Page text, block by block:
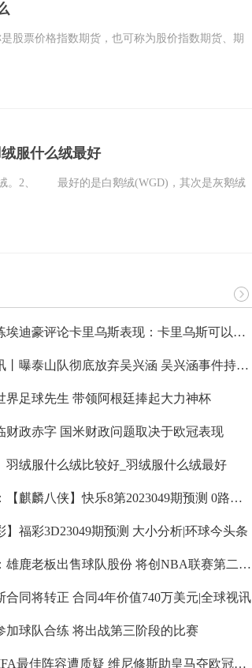
股票价格指数期货，也可称为股价指数期货、期
服什么绒最好
。2、 最好的是白鹅绒(WGD)，其次是灰鹅绒
纽卡主教练埃迪豪评论卡里乌斯表现：卡里乌斯可以为他的表现感到自豪:当前播报
天天观速讯丨曝泰山队彻底放弃吴兴涵 吴兴涵事件持续发酵
界足球先生 带领阿根廷捧起大力神杯
财政赤字 国米财政问题取决于欧冠表现
羽绒服什么绒比较好_羽绒服什么绒最好
当前时讯：【麒麟八侠】快乐8第2023049期预测 0路分析
】福彩3D23049期预测 大小分析|环球今头条
焦点热文：雄鹿老板出售球队股份 将创NBA联赛第二高估值
合同将转正 合同4年价值740万美元|全球视讯
加球队合练 将出战第三阶段的比赛
C罗入选FIFA最佳阵容遭质疑 维尼修斯助皇马夺欧冠和联赛冠军更值得入选:环球快播